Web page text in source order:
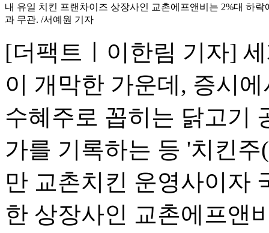
내 유일 치킨 프랜차이즈 상장사인 교촌에프앤비는 2%대 하
과 무관. /서예원 기자
[더팩트ㅣ이한림 기자]
이 개막한 가운데, 증시
수혜주로 꼽히는 닭고기
가를 기록하는 등 '치킨
만 교촌치킨 운영사이자
한 상장사인 교촌에프앤